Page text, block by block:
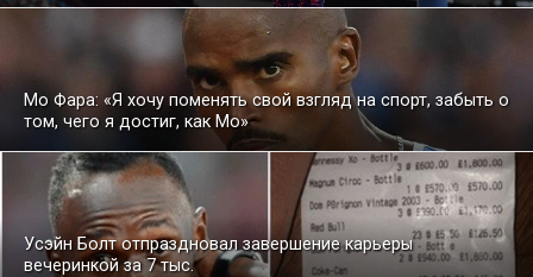
Мо Фара: «Я хочу поменять свой взгляд на спорт, забыть о
том, чего я достиг, как Мо»
Усэйн Болт отпраздновал завершение карьеры
вечеринкой за 7 тыс.